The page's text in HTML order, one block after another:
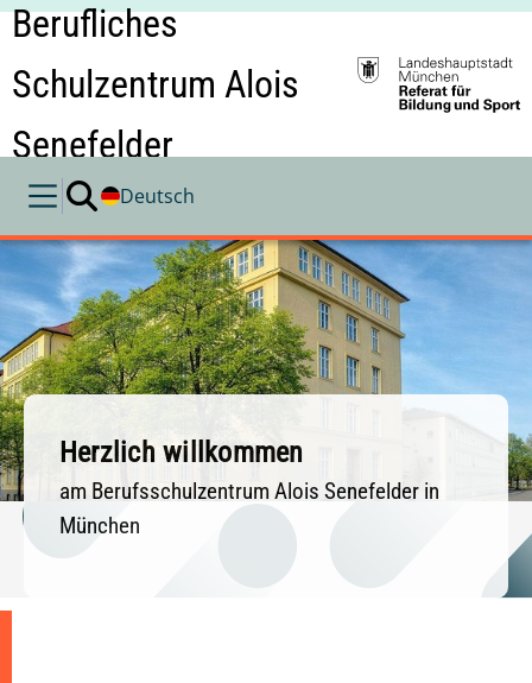
Berufliches
Schulzentrum Alois
Senefelder
Deutsch
Herzlich willkommen
am Berufsschulzentrum Alois Senefelder in
München